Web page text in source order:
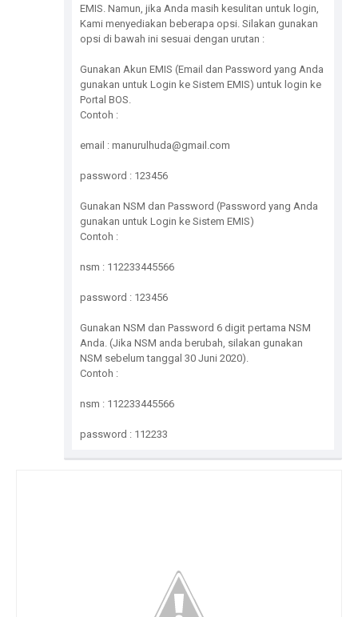
EMIS. Namun, jika Anda masih kesulitan untuk login,
Kami menyediakan beberapa opsi. Silakan gunakan
opsi di bawah ini sesuai dengan urutan :
Gunakan Akun EMIS (Email dan Password yang Anda
gunakan untuk Login ke Sistem EMIS) untuk login ke
Portal BOS.
Contoh :
email : manurulhuda@gmail.com
password : 123456
Gunakan NSM dan Password (Password yang Anda
gunakan untuk Login ke Sistem EMIS)
Contoh :
nsm : 112233445566
password : 123456
Gunakan NSM dan Password 6 digit pertama NSM
Anda. (Jika NSM anda berubah, silakan gunakan
NSM sebelum tanggal 30 Juni 2020).
Contoh :
nsm : 112233445566
password : 112233